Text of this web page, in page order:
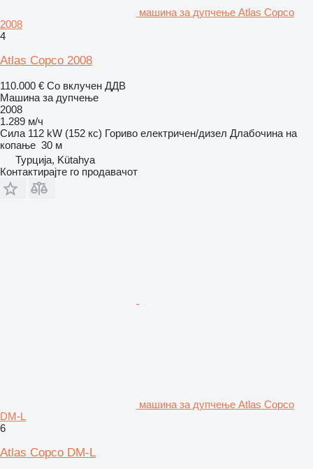
машина за дупчење Atlas Copco
2008
4
Atlas Copco 2008
110.000 € Со вклучен ДДВ
Машина за дупчење
2008
1.289 м/ч
Сила 112 kW (152 кс) Гориво електричен/дизел Длабочина на
копање 30 м
Турција, Kütahya
Контактирајте го продавачот
машина за дупчење Atlas Copco
DM-L
6
Atlas Copco DM-L